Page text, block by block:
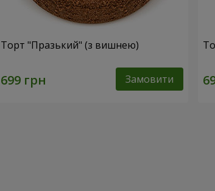
Торт "Празький" (з вишнею)
Замовити